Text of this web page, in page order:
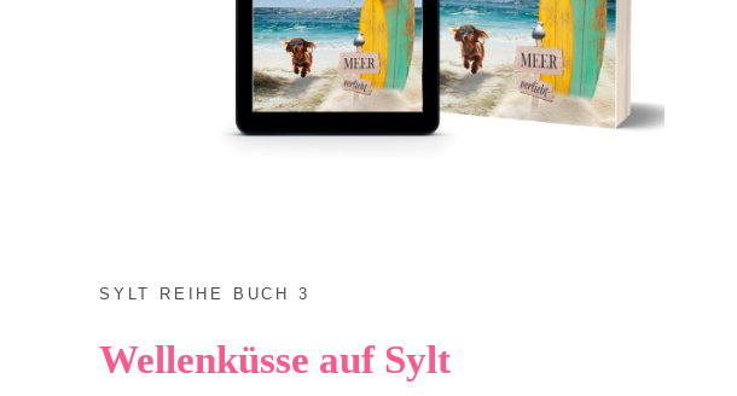
SYLT REIHE BUCH 3
Wellenküsse auf Sylt